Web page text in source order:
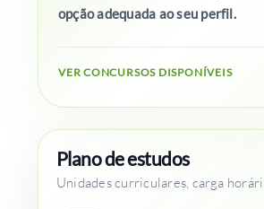
opção adequada ao seu perfil.
VER CONCURSOS DISPONÍVEIS
Plano de estudos
Unidades curriculares, carga